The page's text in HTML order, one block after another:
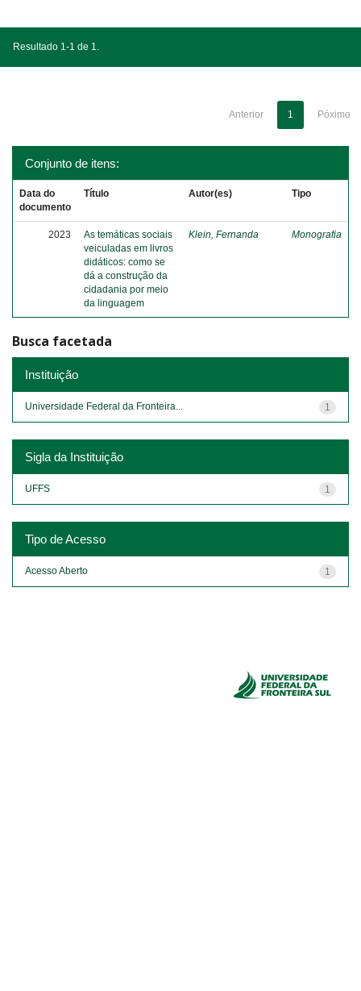
Resultado 1-1 de 1.
Anterior 1 Póximo
Conjunto de itens:
Data do
documento
Título Autor(es) Tipo
2023
As temáticas sociais
veiculadas em livros
didáticos: como se
dá a construção da
cidadania por meio
da linguagem
Klein, Fernanda Monografia
Busca facetada
Instituição
1
Universidade Federal da Fronteira...
Sigla da Instituição
1
UFFS
Tipo de Acesso
1
Acesso Aberto